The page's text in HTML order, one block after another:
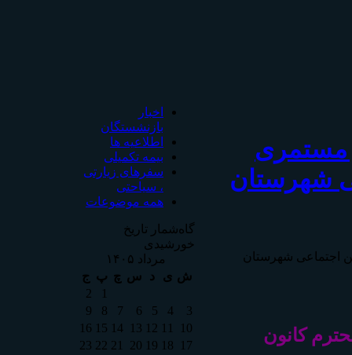
مستمری
شهرستان
اجتماعی شهرستان
کانون
اخبار
بازنشستگان
اطلاعیه ها
بیمه تکمیلی
سفرهای زیارتی
، سیاحتی
همه موضوعات
گاه‌شمار تاریخ
خورشیدی
مرداد ۱۴۰۵
ش ی د س چ پ ج
1
2
3
4
5
6
7
8
9
10
11
12
13
14
15
16
17
18
19
20
21
22
23